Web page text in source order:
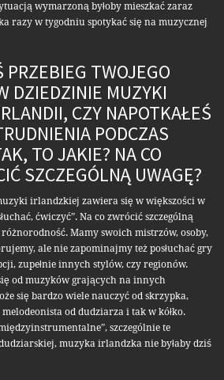
wymarzoną byłoby mieszkać zaraz
razy w tygodniu spotykać się na muzycznej
PRZEBIEG TWOJEGO
DZIEDZINIE MUZYKI
CZY NAPOTKAŁEŚ
PODCZAS
TO JAKIE? NA CO
SZCZEGÓLNĄ UWAGĘ?
irlandzkiej zawiera się w większości w
ćwiczyć”. Na co zwrócić szczególną
Mamy swoich mistrzów, osoby,
ale nie zapominajmy też posłuchać gry
zupełnie innych stylów, czy regionów.
od muzyków grających na innych
się bardzo wiele nauczyć od skrzypka,
od dudziarza i tak w kółko.
szczególnie te
muzyka irlandzka nie byłaby dziś